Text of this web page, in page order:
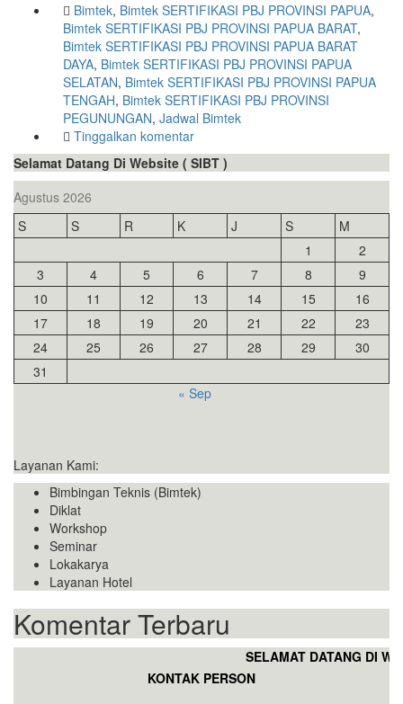
Bimtek, Bimtek SERTIFIKASI PBJ PROVINSI PAPUA,
Bimtek SERTIFIKASI PBJ PROVINSI PAPUA BARAT,
Bimtek SERTIFIKASI PBJ PROVINSI PAPUA BARAT
DAYA, Bimtek SERTIFIKASI PBJ PROVINSI PAPUA
SELATAN, Bimtek SERTIFIKASI PBJ PROVINSI PAPUA
TENGAH, Bimtek SERTIFIKASI PBJ PROVINSI
PEGUNUNGAN, Jadwal Bimtek
Tinggalkan komentar
Selamat Datang Di Website ( SIBT )
Agustus 2026
S
S R K J S
M
1
2
3
4 5 6 7 8
9
10
11 12 13 14 15
16
17
18 19 20 21 22
23
24
25 26 27 28 29
30
31
« Sep
Layanan Kami:
Bimbingan Teknis (Bimtek)
Diklat
Workshop
Seminar
Lokakarya
Layanan Hotel
Komentar Terbaru
SELAMAT DATANG DI
KONTAK PERSON